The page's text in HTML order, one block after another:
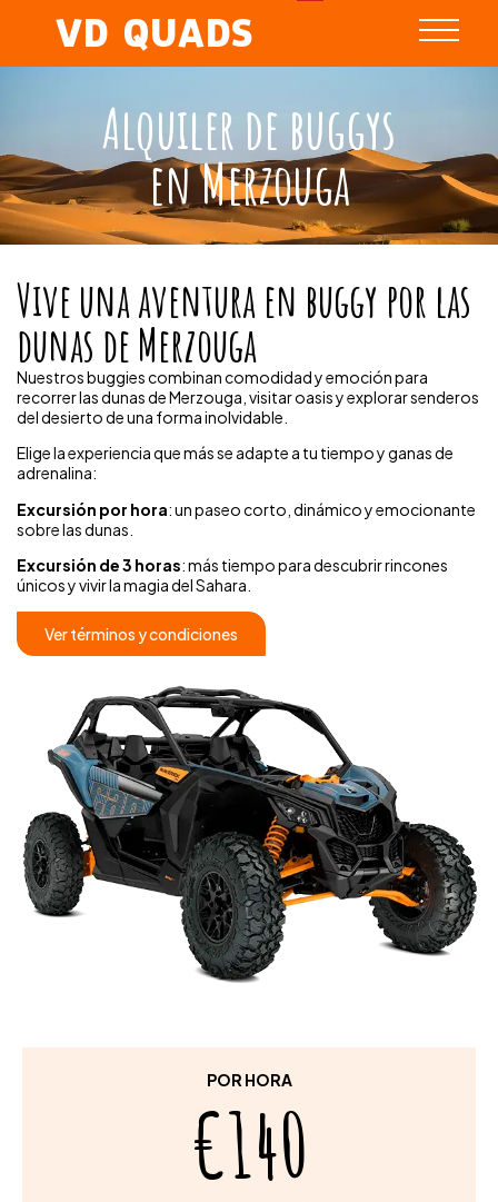
VD QUADS
Alquiler de buggys
en Merzouga
Vive una aventura en buggy por las
dunas de Merzouga
Nuestros buggies combinan comodidad y emoción para
recorrer las dunas de Merzouga, visitar oasis y explorar senderos
del desierto de una forma inolvidable.
Elige la experiencia que más se adapte a tu tiempo y ganas de
adrenalina:
Excursión por hora: un paseo corto, dinámico y emocionante
sobre las dunas.
Excursión de 3 horas: más tiempo para descubrir rincones
únicos y vivir la magia del Sahara.
Ver términos y condiciones
POR HORA
€140